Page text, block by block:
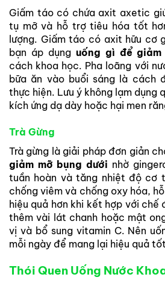
Giấm táo có chứa axit axetic
tụ mỡ và hỗ trợ tiêu hóa tốt
lượng. Giấm táo có axit hữu cơ
bạn áp dụng uống gì để giảm
cách khoa học. Pha loãng với
bữa ăn vào buổi sáng là cách
thực hiện. Lưu ý không lạm dụng
kích ứng dạ dày hoặc hại men
Trà Gừng
Trà gừng là giải pháp đơn giản
giảm mỡ bụng dưới nhờ
tuần hoàn và tăng nhiệt độ cơ
chống viêm và chống oxy hóa,
hiệu quả hơn khi kết hợp với chế
thêm vài lát chanh hoặc mật
vị và bổ sung vitamin C. Nên
mỗi ngày để mang lại hiệu quả
Thói Quen Uống Nước